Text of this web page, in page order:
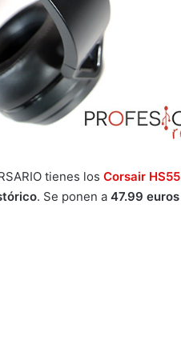
tienes los Corsair HS55
. Se ponen a 47.99 euros